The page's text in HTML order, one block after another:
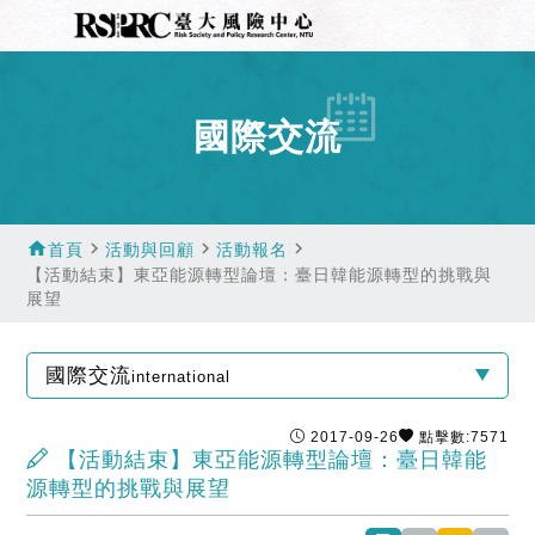
國際交流
home首頁 navigate_next活動與回顧 navigate_next活動報名 navigate_next
【活動結束】東亞能源轉型論壇：臺日韓能源轉型的挑戰與
展望
國際交流international
2017-09-26 點擊數:7571
【活動結束】東亞能源轉型論壇：臺日韓能
源轉型的挑戰與展望